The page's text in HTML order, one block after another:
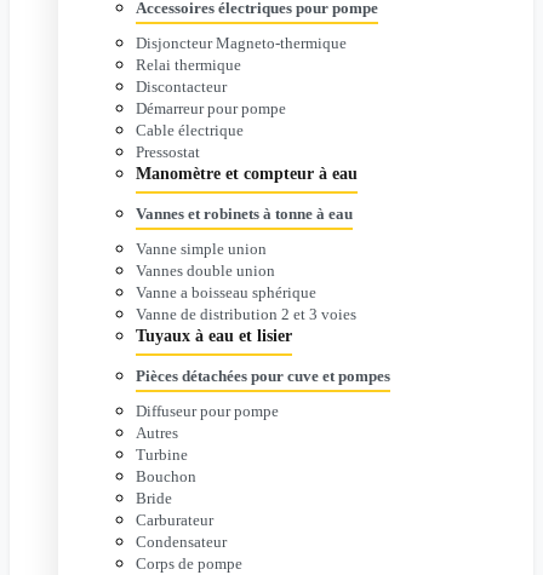
Accessoires électriques pour pompe
Disjoncteur Magneto-thermique
Relai thermique
Discontacteur
Démarreur pour pompe
Cable électrique
Pressostat
Manomètre et compteur à eau
Vannes et robinets à tonne à eau
Vanne simple union
Vannes double union
Vanne a boisseau sphérique
Vanne de distribution 2 et 3 voies
Tuyaux à eau et lisier
Pièces détachées pour cuve et pompes
Diffuseur pour pompe
Autres
Turbine
Bouchon
Bride
Carburateur
Condensateur
Corps de pompe